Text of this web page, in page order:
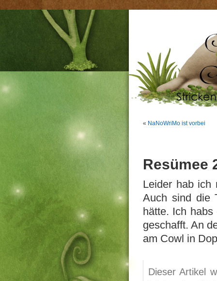
« NaNoWriMo ist vorbei
Resümee
Leider hab
Auch sind die
hätte. Ich
geschafft. An
am Cowl in
Dieser Artikel